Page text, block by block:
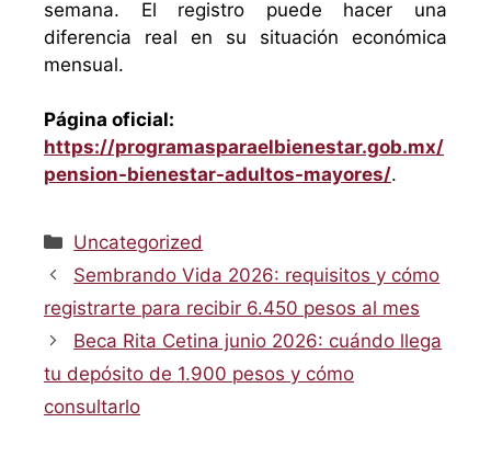
semana. El registro puede hacer una
diferencia real en su situación económica
mensual.
Página oficial:
https://programasparaelbienestar.gob.mx/
pension-bienestar-adultos-mayores/.
Categorías
Uncategorized
Sembrando Vida 2026: requisitos y cómo
registrarte para recibir 6.450 pesos al mes
Beca Rita Cetina junio 2026: cuándo llega
tu depósito de 1.900 pesos y cómo
consultarlo